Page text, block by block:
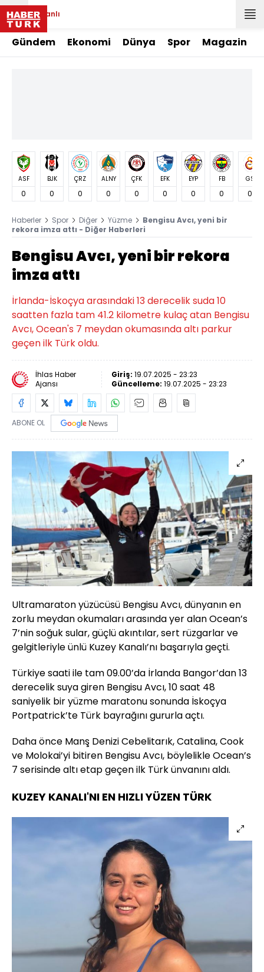
Canlı
Gündem Ekonomi Dünya Spor Magazin
ASF
0
BJK
0
ÇRZ
0
ALNY
0
ÇFK
0
EFK
0
EYP
0
FB
0
GS
0
Haberler Spor Diğer Yüzme
Bengisu Avcı, yeni bir
rekora imza attı - Diğer Haberleri
Bengisu Avcı, yeni bir rekora
imza attı
İrlanda-İskoçya arasındaki 13 derecelik suda 10
saatten fazla tam 41.2 kilometre kulaç atan Bengisu
Avcı, Ocean's 7 meydan okumasında altı parkur
geçen ilk Türk oldu.
İhlas Haber
Ajansı
Giriş: 19.07.2025 - 23:23
Güncelleme: 19.07.2025 - 23:23
ABONE OL
Ultramaraton yüzücüsü Bengisu Avcı, dünyanın en
zorlu meydan okumaları arasında yer alan Ocean’s
7’nin soğuk sular, güçlü akıntılar, sert rüzgarlar ve
gelgitleriyle ünlü Kuzey Kanalı’nı başarıyla geçti.
Türkiye saati ile tam 09.00’da İrlanda Bangor’dan 13
derecelik suya giren Bengisu Avcı, 10 saat 48
saniyelik bir yüzme maratonu sonunda İskoçya
Portpatrick’te Türk bayrağını gururla açtı.
Daha önce Manş Denizi Cebelitarık, Catalina, Cook
ve Molokai’yi bitiren Bengisu Avcı, böylelikle Ocean’s
7 serisinde altı etap geçen ilk Türk ünvanını aldı.
KUZEY KANALI'NI EN HIZLI YÜZEN TÜRK